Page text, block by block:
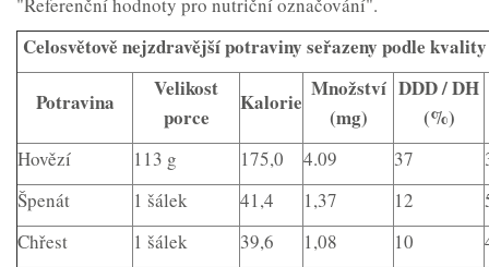
"Referenční hodnoty pro nutriční označování".
Celosvětově nejzdravější potraviny seřazeny podle
Potravina
Velikost
porce
Kalorie
Množství
(mg)
DDD / DH
(%)
Hovězí 113 g 175,0 4.09 37
Špenát
1 šálek 41,4 1,37 12
Chřest
1 šálek 39,6 1,08 10